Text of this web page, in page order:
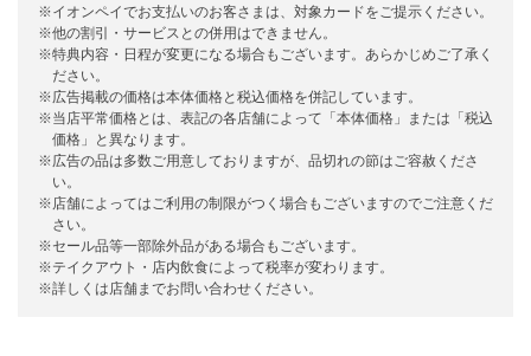
※イオンペイでお支払いのお客さまは、対象カードをご提示ください。
※他の割引・サービスとの併用はできません。
※特典内容・日程が変更になる場合もございます。あらかじめご了承く
ださい。
※広告掲載の価格は本体価格と税込価格を併記しています。
※当店平常価格とは、表記の各店舗によって「本体価格」または「税込
価格」と異なります。
※広告の品は多数ご用意しておりますが、品切れの節はご容赦くださ
い。
※店舗によってはご利用の制限がつく場合もございますのでご注意くだ
さい。
※セール品等一部除外品がある場合もございます。
※テイクアウト・店内飲食によって税率が変わります。
※詳しくは店舗までお問い合わせください。